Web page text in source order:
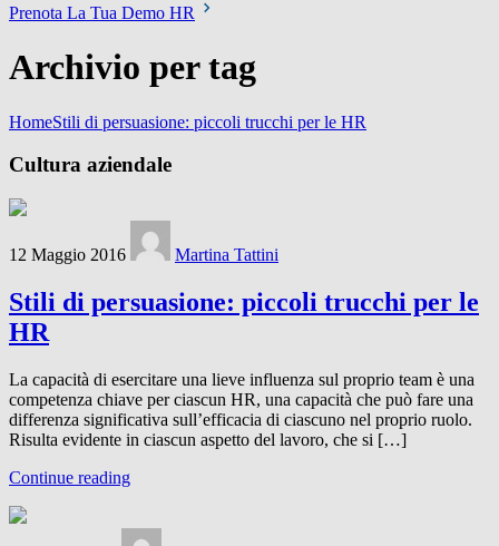
Prenota La Tua Demo HR
Archivio per tag
HomeStili di persuasione: piccoli trucchi per le HR
Cultura aziendale
12 Maggio 2016 Martina Tattini
Stili di persuasione: piccoli trucchi per le
HR
La capacità di esercitare una lieve influenza sul proprio team è una
competenza chiave per ciascun HR, una capacità che può fare una
differenza significativa sull’efficacia di ciascuno nel proprio ruolo.
Risulta evidente in ciascun aspetto del lavoro, che si […]
Continue reading